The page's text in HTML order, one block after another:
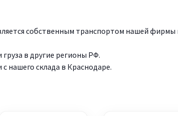
собственным транспортом нашей фирмы
в другие регионы РФ.
нашего склада в Краснодаре.